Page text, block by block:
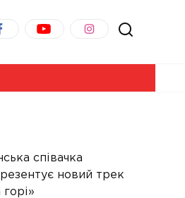
співачка
новий трек